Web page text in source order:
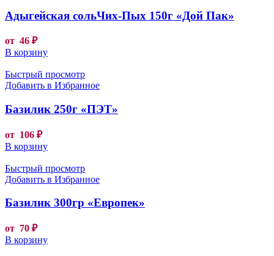
Адыгейская сольЧих-Пых 150г «Дой Пак»
от 46 ₽
В корзину
Быстрый просмотр
Добавить в Избранное
Базилик 250г «ПЭТ»
от 106 ₽
В корзину
Быстрый просмотр
Добавить в Избранное
Базилик 300гр «Европек»
от 70 ₽
В корзину